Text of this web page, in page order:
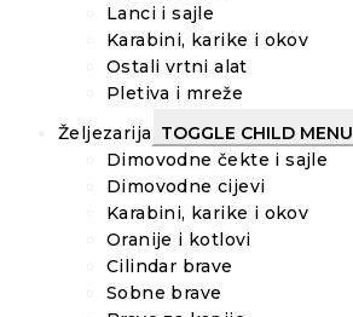
Lanci i sajle
Karabini, karike i okov
Ostali vrtni alat
Pletiva i mreže
Željezarija TOGGLE CHILD MENU
Dimovodne čekte i sajle
Dimovodne cijevi
Karabini, karike i okov
Oranije i kotlovi
Cilindar brave
Sobne brave